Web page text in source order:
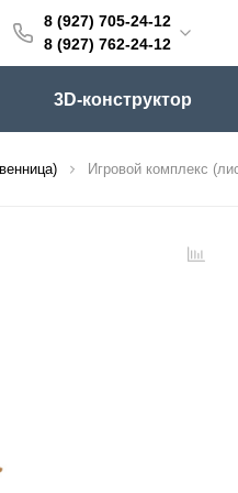
8 (927) 705-24-12
8 (927) 762-24-12
24-12
24-12
3D-конструктор
Игровой комплекс